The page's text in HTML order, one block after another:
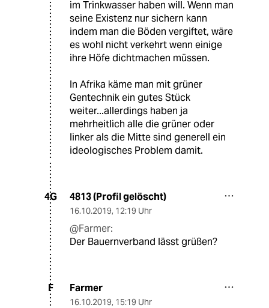
im Trinkwasser haben will. Wenn man
seine Existenz nur sichern kann
indem man die Böden vergiftet, wäre
es wohl nicht verkehrt wenn einige
ihre Höfe dichtmachen müssen.
In Afrika käme man mit grüner
Gentechnik ein gutes Stück
weiter...allerdings haben ja
mehrheitlich alle die grüner oder
linker als die Mitte sind generell ein
ideologisches Problem damit.
4G 4813 (Profil gelöscht)
16.10.2019, 12:19 Uhr
@Farmer:
Der Bauernverband lässt grüßen?
F Farmer
16.10.2019, 15:19 Uhr